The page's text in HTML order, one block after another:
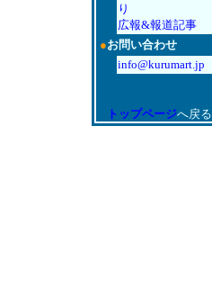
り
広報&報道記事
●お問い合わせ
info@kurumart.jp
トップページへ戻る